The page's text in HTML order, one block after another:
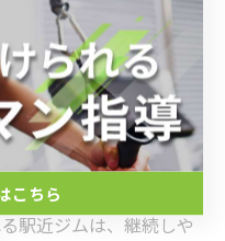
ンや無料カウンセリン
て始められる環境が整
ーザー自身が自分に合
性など、複数の条件を
めです。例えば、仕事
駅近ジムは、継続しや
こちら